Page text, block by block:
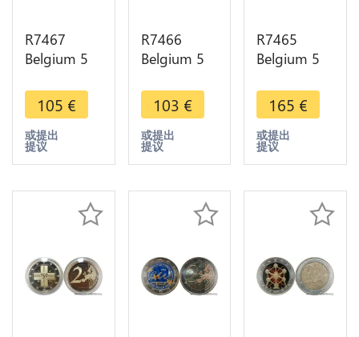
R7467
Belgium 5
Leopold I
1851
Argent
Silver ->
105 €
或提出
提议
R7466
Belgium 5
Leopold I
1850 Dot
up date
Argent
Make offer
103 €
或提出
提议
R7465
Belgium 5
Leopold I
1865
Argent
Silver ->
165 €
或提出
提议